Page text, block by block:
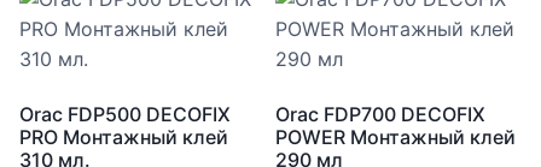
Orac FDP500 DECOFIX
PRO Монтажный клей
310 мл.
Orac FDP700 DECOFIX
POWER Монтажный клей
290 мл